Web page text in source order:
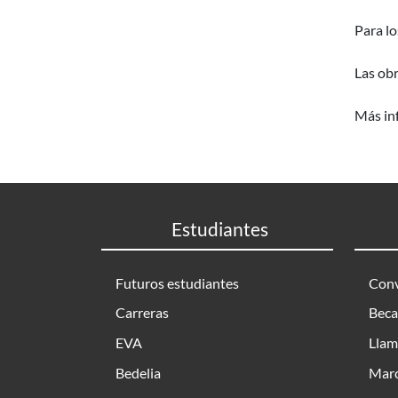
Para
Las
Más
Estudiantes
Futuros estudiantes
Carreras
EVA
Bedelia